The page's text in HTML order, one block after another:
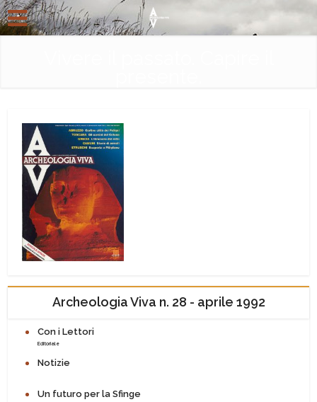
Archeologia Viva n. 28 - aprile 1992
Con i Lettori
Editoriale
Notizie
Un futuro per la Sfinge